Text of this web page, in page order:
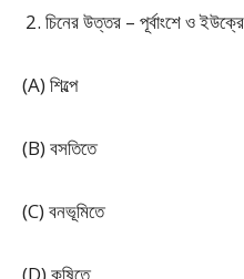
চিনের উত্তর – পূর্বাংশে ও
(A) শিল্পে
(B) বসতিতে
(C) বনভূমিতে